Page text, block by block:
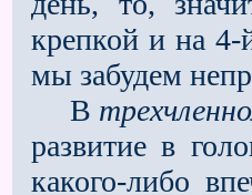
крепкой и на 4-
мы забудем
В
развитие в
какого-либо